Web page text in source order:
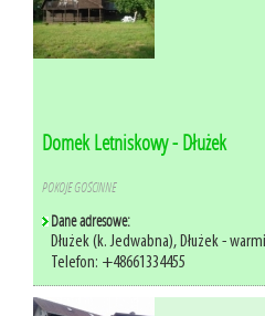
Domek Letniskowy - Dłużek
POKOJE GOŚCINNE
Dane adresowe:
Dłużek (k. Jedwabna), Dłużek -
Telefon: +48661334455